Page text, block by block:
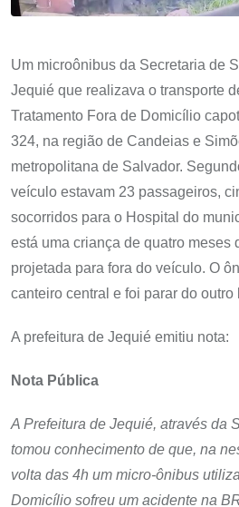
Um microônibus da Secretaria de
Jequié que realizava o transporte
Tratamento Fora de Domicílio
324, na região de Candeias e
metropolitana de Salvador.
veículo estavam 23 passageiros,
socorridos para o Hospital do
está uma criança de quatro meses
projetada para fora do veículo. O
canteiro central e foi parar do outro
A prefeitura de Jequié emitiu nota:
Nota Pública
A Prefeitura de Jequié, através da
tomou conhecimento de que, na
volta das 4h um micro-ônibus
Domicílio sofreu um acidente na